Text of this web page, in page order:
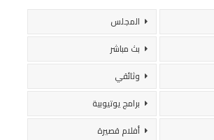
المجلس
بث مباشر
وثائقي
برامج يوتيوبية
أفلام قصيرة